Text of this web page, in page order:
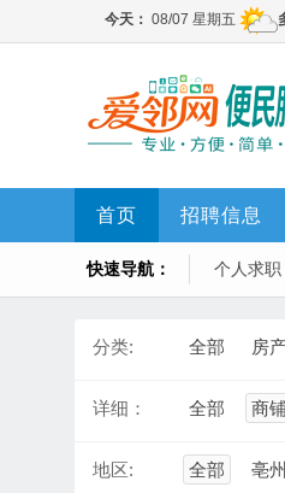
首页 招聘信息
快速导航： 个人求职
分类: 全部 房
详细： 全部 商
地区: 全部 亳